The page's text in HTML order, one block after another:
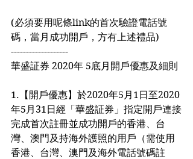
(必須要用呢條link的首次驗證電話號
碼，當月成功開戶，方有上述禮品)
-------------------
華盛証券 2020年 5底月開戶優惠及細則
1.【開戶優惠】於2020年5月1日至2020
年5月31日經「華盛証券」指定開戶連接
完成首次註冊並成功開戶的香港、台
灣、澳門及持海外護照的用戶（需使用
香港、台灣、澳門及海外電話號碼註